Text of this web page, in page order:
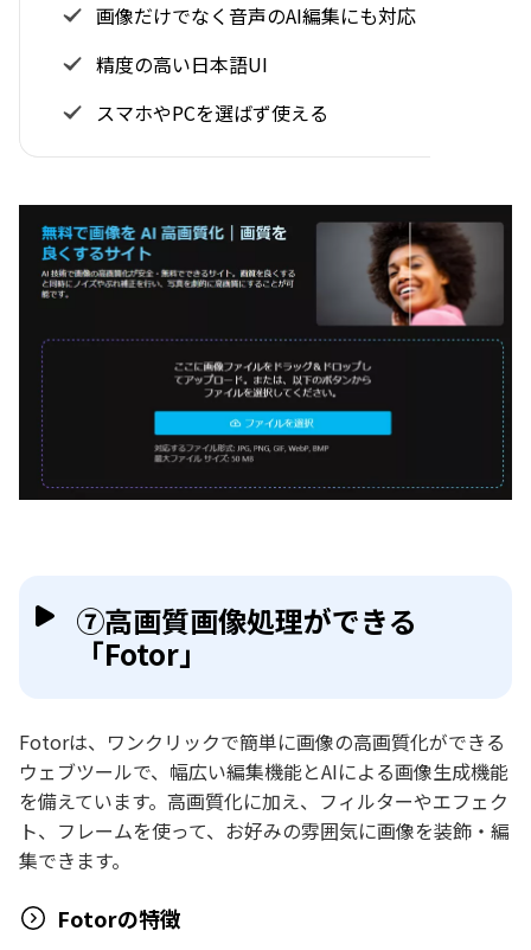
画像だけでなく音声のAI編集にも対応
精度の高い日本語UI
スマホやPCを選ばず使える
⑦高画質画像処理ができる
「Fotor」
Fotorは、ワンクリックで簡単に画像の高画質化ができる
ウェブツールで、幅広い編集機能とAIによる画像生成機能
を備えています。高画質化に加え、フィルターやエフェク
ト、フレームを使って、お好みの雰囲気に画像を装飾・編
集できます。
Fotorの特徴